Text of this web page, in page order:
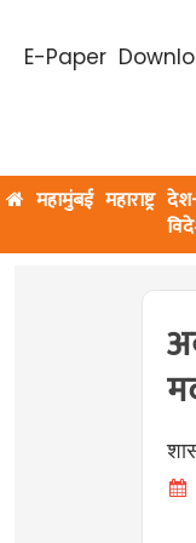
E-Paper
महामुंबई महाराष्ट्र